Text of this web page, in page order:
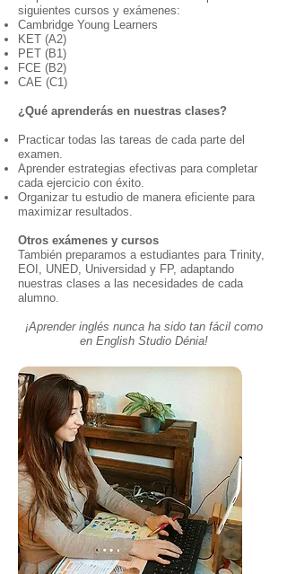
siguientes cursos y exámenes:
Cambridge Young Learners
KET (A2)
PET (B1)
FCE (B2)
CAE (C1)
¿Qué aprenderás en nuestras clases?
Practicar todas las tareas de cada parte del
examen.
Aprender estrategias efectivas para completar
cada ejercicio con éxito.
Organizar tu estudio de manera eficiente para
maximizar resultados.
Otros exámenes y cursos
También preparamos a estudiantes para Trinity,
EOI, UNED, Universidad y FP, adaptando
nuestras clases a las necesidades de cada
alumno.
¡Aprender inglés nunca ha sido tan fácil como
en English Studio Dénia!